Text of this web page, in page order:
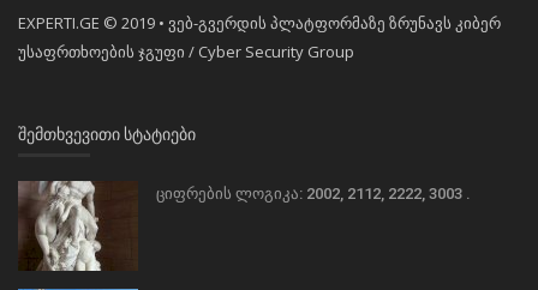
EXPERTI.GE © 2019 • ვებ-გვერდის პლატფორმაზე ზრუნავს კიბერ
უსაფრთხოების ჯგუფი / Cyber Security Group
ᲨᲔᲛᲗᲮᲕᲔᲕᲘᲗᲘ ᲡᲢᲐᲢᲘᲔᲑᲘ
ციფრების ლოგიკა: 2002, 2112, 2222, 3003 .